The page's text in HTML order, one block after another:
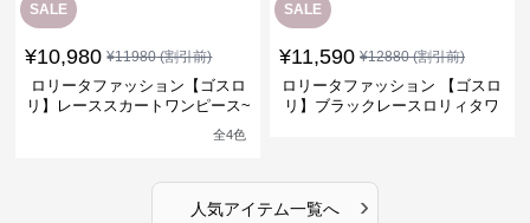
SALE
¥10,980 ¥11980(割引前)
ロリータファッション【ゴスロ
リ】レーススカートワンピース~
全4色
SALE
¥11,590 ¥12880(割引前)
ロリータファッション 【ゴスロ
リ】ブラックレースロリィタワ
人気アイテム一覧へ ›